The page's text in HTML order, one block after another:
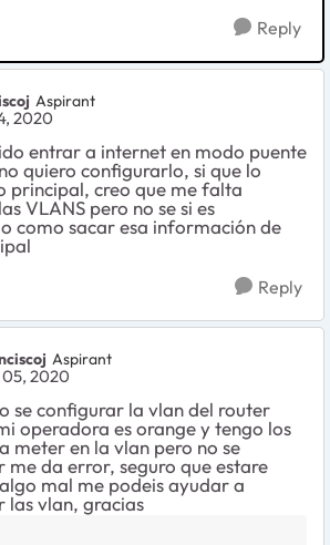
Reply
Aspirant
2020
entrar a internet en modo puente
quiero configurarlo, si que lo
principal, creo que me falta
VLANS pero no se si es
como sacar esa información de
Reply
Aspirant
05, 2020
se configurar la vlan del router
operadora es orange y tengo los
meter en la vlan pero no se
me da error, seguro que estare
mal me podeis ayudar a
las vlan, gracias